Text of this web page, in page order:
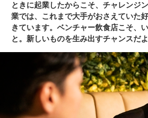
ときに起業したからこそ、チャレンジ
業では、これまで大手がおさえていた
きています。ベンチャー飲食店こそ、
と。新しいものを生み出すチャンスだよ